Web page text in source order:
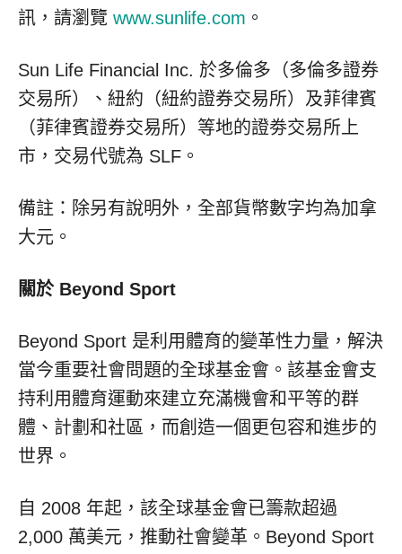
訊，請瀏覽 www.sunlife.com 。
Sun Life Financial Inc. 於多倫多（多倫多證券
交易所）、紐約（紐約證券交易所）及菲律賓
（菲律賓證券交易所）等地的證劵交易所上
市，交易代號為 SLF。
備註：除另有說明外，全部貨幣數字均為加拿
大元。
關於 Beyond Sport
Beyond Sport 是利用體育的變革性力量，解決
當今重要社會問題的全球基金會。該基金會支
持利用體育運動來建立充滿機會和平等的群
體、計劃和社區，而創造一個更包容和進步的
世界。
自 2008 年起，該全球基金會已籌款超過
2,000 萬美元，推動社會變革。Beyond Sport